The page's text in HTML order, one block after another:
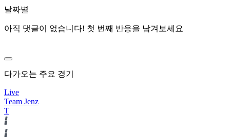
날짜별
아직 댓글이 없습니다! 첫 번째 반응을 남겨보세요
다가오는 주요 경기
Live
Team Jenz
T